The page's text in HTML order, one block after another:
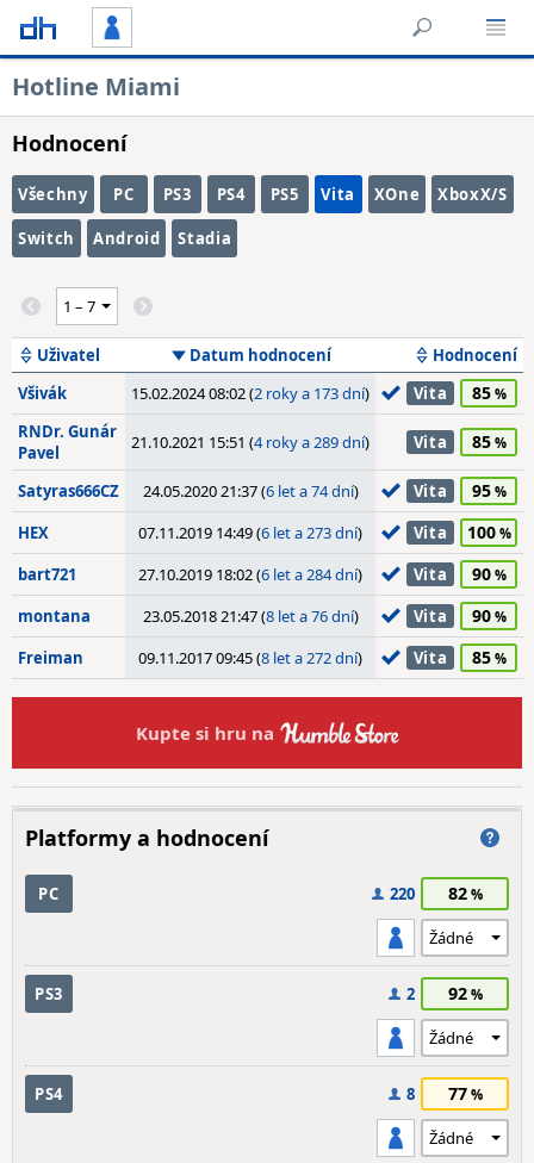
Hotline Miami
Hodnocení
Všechny PC PS3 PS4 PS5 Vita XOne XboxX/S
Switch Android Stadia
Uživatel Datum hodnocení
Hodnocení
Všivák
15.02.2024 08:02 (2 roky a 173 dní) Vita 85
RNDr. Gunár
Pavel
21.10.2021 15:51 (4 roky a 289 dní) Vita 85
Satyras666CZ 24.05.2020 21:37 (6 let a 74 dní) Vita 95
HEX 07.11.2019 14:49 (6 let a 273 dní) Vita 100
bart721 27.10.2019 18:02 (6 let a 284 dní) Vita 90
montana 23.05.2018 21:47 (8 let a 76 dní) Vita 90
Freiman 09.11.2017 09:45 (8 let a 272 dní) Vita 85
Kupte si hru na
Platformy a hodnocení
PC 220 82
PS3 2 92
PS4 8 77